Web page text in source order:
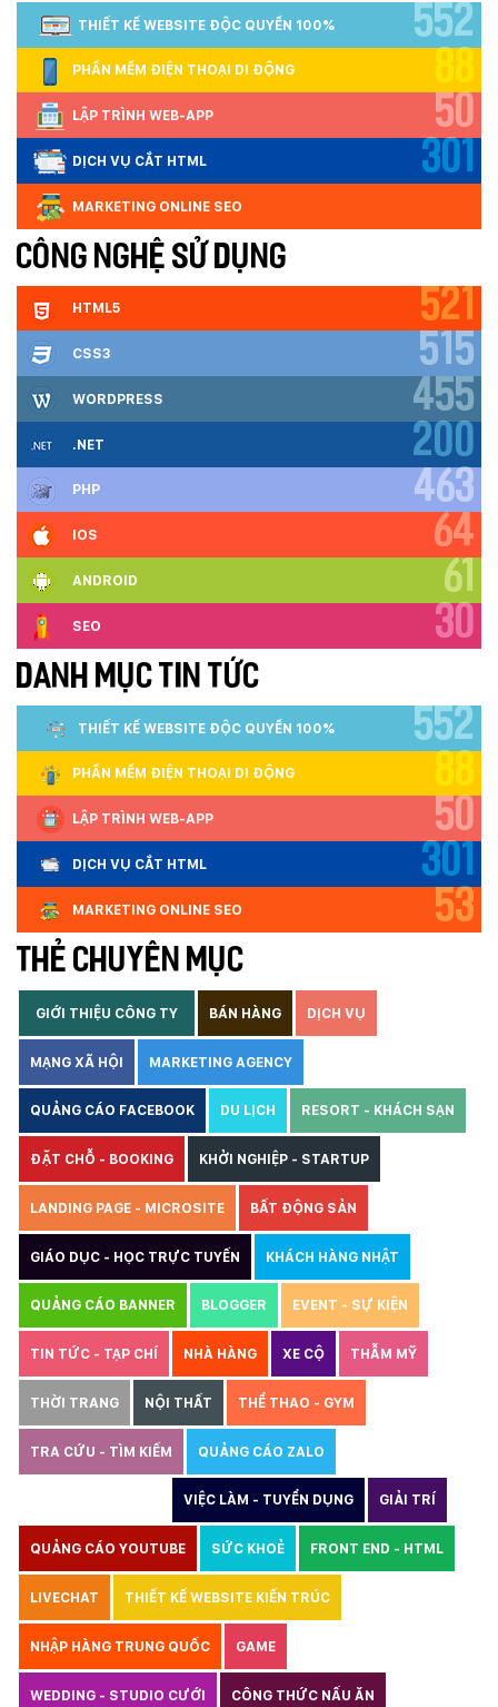
THIẾT KẾ WEBSITE ĐỘC QUYỀN 100% 552
PHẦN MỀM ĐIỆN THOẠI DI ĐỘNG 88
LẬP TRÌNH WEB-APP 50
DỊCH VỤ CẮT HTML 301
MARKETING ONLINE SEO
CÔNG NGHỆ SỬ DỤNG
HTML5 521
CSS3 515
WORDPRESS 455
.NET 200
PHP 463
IOS 64
ANDROID 61
SEO 30
DANH MỤC TIN TỨC
THIẾT KẾ WEBSITE ĐỘC QUYỀN 100% 552
PHẦN MỀM ĐIỆN THOẠI DI ĐỘNG 88
LẬP TRÌNH WEB-APP 50
DỊCH VỤ CẮT HTML 301
MARKETING ONLINE SEO 53
THẺ CHUYÊN MỤC
GIỚI THIỆU CÔNG TY BÁN HÀNG DỊCH VỤ
MẠNG XÃ HỘI MARKETING AGENCY
QUẢNG CÁO FACEBOOK DU LỊCH RESORT - KHÁCH SẠN
ĐẶT CHỖ - BOOKING KHỞI NGHIỆP - STARTUP
LANDING PAGE - MICROSITE BẤT ĐỘNG SẢN
GIÁO DỤC - HỌC TRỰC TUYẾN KHÁCH HÀNG NHẬT
QUẢNG CÁO BANNER BLOGGER EVENT - SỰ KIỆN
TIN TỨC - TẠP CHÍ NHÀ HÀNG XE CỘ THẪM MỸ
THỜI TRANG NỘI THẤT THỂ THAO - GYM
TRA CỨU - TÌM KIẾM QUẢNG CÁO ZALO
VIỆC LÀM - TUYỂN DỤNG GIẢI TRÍ
QUẢNG CÁO YOUTUBE SỨC KHOẺ FRONT END - HTML
LIVECHAT THIẾT KẾ WEBSITE KIẾN TRÚC
NHẬP HÀNG TRUNG QUỐC GAME
WEDDING - STUDIO CƯỚI CÔNG THỨC NẤU ĂN